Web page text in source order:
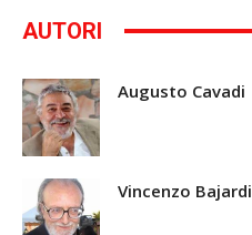
AUTORI
Augusto Cavadi
Vincenzo Bajardi